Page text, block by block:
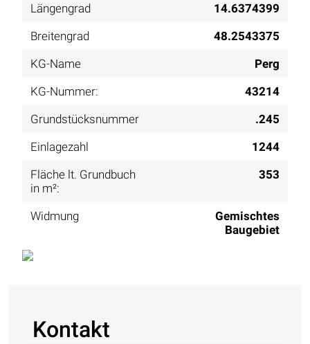
Längengrad
14.6374399
Breitengrad
48.2543375
KG-Name
Perg
KG-Nummer:
43214
Grundstücksnummer
.245
Einlagezahl
1244
Fläche lt. Grundbuch
in m²:
353
Widmung
Gemischtes
Baugebiet
Kontakt